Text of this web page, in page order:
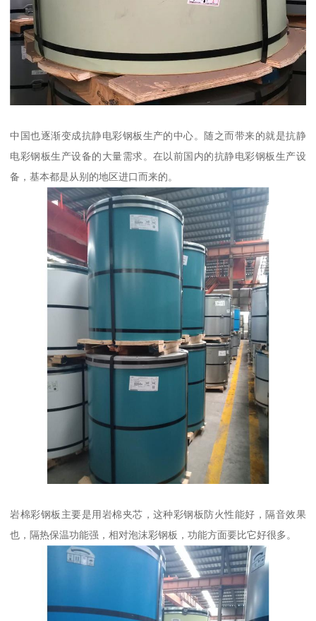
中国也逐渐变成抗静电彩钢板生产的中心。随之而带来的就是抗静
电彩钢板生产设备的大量需求。在以前国内的抗静电彩钢板生产设
备，基本都是从别的地区进口而来的。
岩棉彩钢板主要是用岩棉夹芯，这种彩钢板防火性能好，隔音效果
也，隔热保温功能强，相对泡沫彩钢板，功能方面要比它好很多。